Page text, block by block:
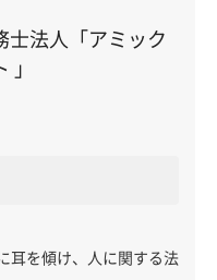
士法人「アミック
」
耳を傾け、人に関する法